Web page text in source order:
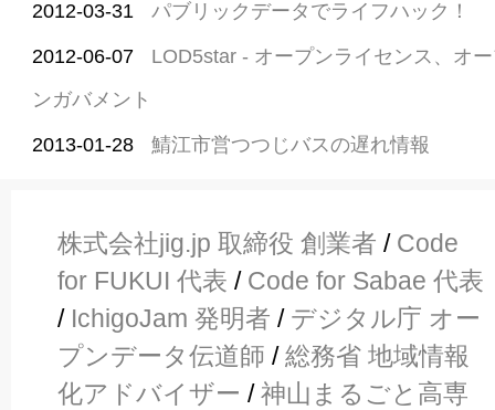
2012-03-31 パブリックデータでライフハック！
2012-06-07
LOD5star - オープンライセンス、オ
ンガバメント
2013-01-28 鯖江市営つつじバスの遅れ情報
株式会社jig.jp 取締役 創業者 / Code
for FUKUI 代表 / Code for Sabae 代表
/ IchigoJam 発明者 / デジタル庁 オー
プンデータ伝道師 /総務省 地域情報
化アドバイザー /神山まるごと高専